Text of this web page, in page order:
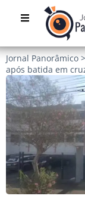
Jornal Panorâmico >
após batida em